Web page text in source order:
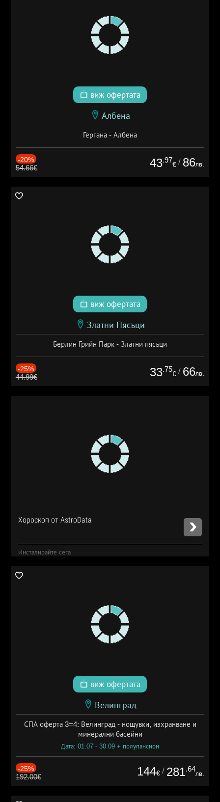
виж офертата
Албена
Гергана - Албена
-20%
54.66€ 43.97
€ / 86лв.
виж офертата
Златни Пясъци
Берлин Грийн Парк - Златни пясъци
-25%
44.99€ 33.75
€ / 66лв.
Хороскоп от AstroData
Инсталирайте сега
виж офертата
Велинград
СПА оферта 3=4: Велинград - нощувки, изхранване и
минерални басейни
Дата: 01.07 - 30.09 + полупансион
-25%
192.00€ 144€ / 281.64
лв.